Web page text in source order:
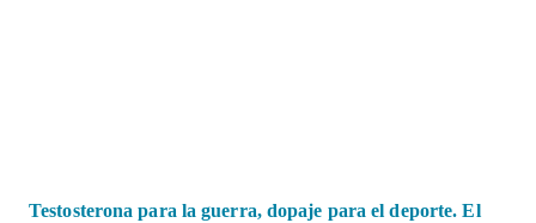
Testosterona para la guerra, dopaje para el deporte. El